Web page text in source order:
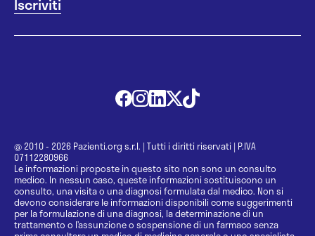
@ 2010 - 2026 Pazienti.org s.r.l. | Tutti i diritti riservati | P.IVA
07112280966
Le informazioni proposte in questo sito non sono un consulto
medico. In nessun caso, queste informazioni sostituiscono un
consulto, una visita o una diagnosi formulata dal medico. Non si
devono considerare le informazioni disponibili come suggerimenti
per la formulazione di una diagnosi, la determinazione di un
trattamento o l’assunzione o sospensione di un farmaco senza